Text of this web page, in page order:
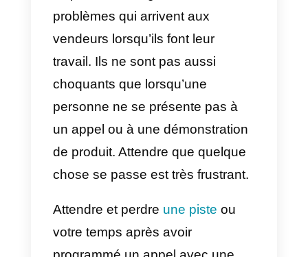
Cela a un impact direct sur leurs
performances et, par
ils ne parviennent pas à atteindre
leurs objectifs. C’est alors que
vendeurs se découragent et
finissent par faire un mauvais
travail mois après mois.
Cependant, malgré tous ces